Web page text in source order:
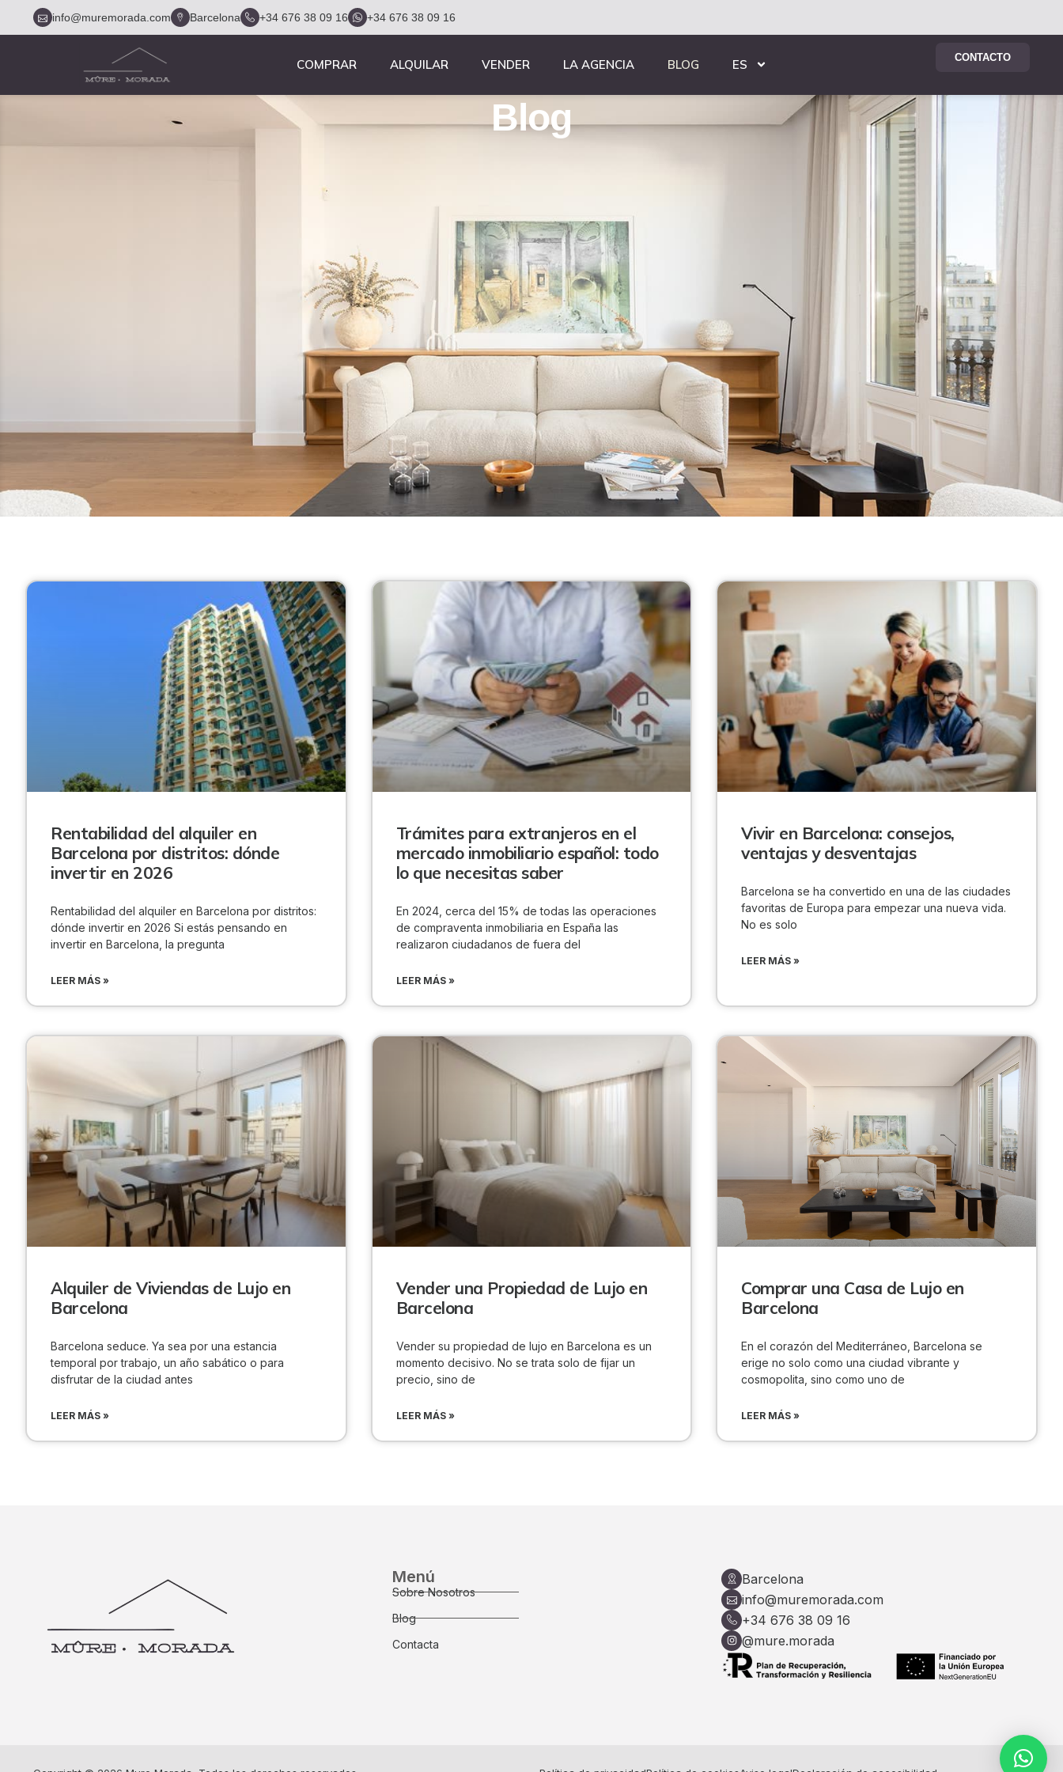
info@muremorada.com Barcelona +34 676 38 09 16 +34 676 38 09 16
COMPRAR ALQUILAR VENDER LA AGENCIA BLOG ES CONTACTO
Blog
Rentabilidad del alquiler en
Barcelona por distritos: dónde
invertir en 2026
Rentabilidad del alquiler en Barcelona por distritos:
dónde invertir en 2026 Si estás pensando en
invertir en Barcelona, la pregunta
LEER MÁS »
Trámites para extranjeros en el
mercado inmobiliario español: todo
lo que necesitas saber
En 2024, cerca del 15% de todas las operaciones
de compraventa inmobiliaria en España las
realizaron ciudadanos de fuera del
LEER MÁS »
Vivir en Barcelona: consejos,
ventajas y desventajas
Barcelona se ha convertido en una de las ciudades
favoritas de Europa para empezar una nueva vida.
No es solo
LEER MÁS »
Alquiler de Viviendas de Lujo en
Barcelona
Barcelona seduce. Ya sea por una estancia
temporal por trabajo, un año sabático o para
disfrutar de la ciudad antes
LEER MÁS »
Vender una Propiedad de Lujo en
Barcelona
Vender su propiedad de lujo en Barcelona es un
momento decisivo. No se trata solo de fijar un
precio, sino de
LEER MÁS »
Comprar una Casa de Lujo en
Barcelona
En el corazón del Mediterráneo, Barcelona se
erige no solo como una ciudad vibrante y
cosmopolita, sino como uno de
LEER MÁS »
Menú
Sobre Nosotros
Blog
Contacta
Barcelona
info@muremorada.com
+34 676 38 09 16
@mure.morada